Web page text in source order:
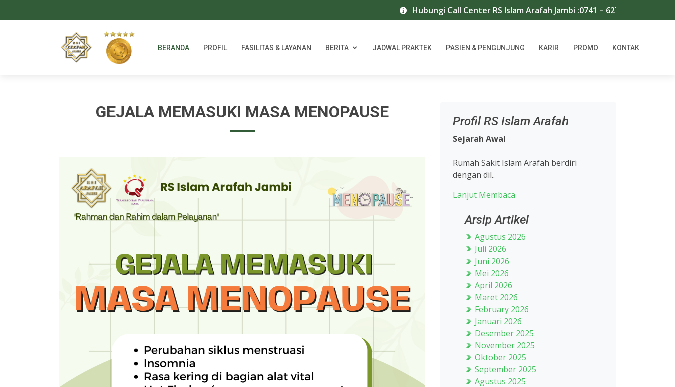
Hubungi Call Center RS Islam Arafah Jambi :0741 – 62711/667966 | WA :
BERANDA PROFIL FASILITAS & LAYANAN BERITA JADWAL PRAKTEK PASIEN & PENGUNJUNG KARIR PROMO KONTAK
GEJALA MEMASUKI MASA MENOPAUSE Profil RS Islam Arafah
Sejarah Awal
Rumah Sakit Islam Arafah berdiri
dengan dil..
Lanjut Membaca
Arsip Artikel
Agustus 2026
Juli 2026
Juni 2026
Mei 2026
April 2026
Maret 2026
February 2026
Januari 2026
Desember 2025
November 2025
Oktober 2025
September 2025
Agustus 2025